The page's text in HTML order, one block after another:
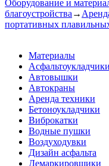
Оборудование и
благоустройства →
портативных
Материалы
Асфальтоукладчики
Автовышки
Автокраны
Аренда техники
Бетоноукладчики
Виброкатки
Водные пушки
Воздуходувки
Дизайн асфальта
Демаркировщики